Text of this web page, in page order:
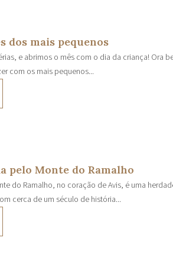
dos mais pequenos
e abrimos o mês com o dia da criança! Ora
com os mais pequenos...
pelo Monte do Ramalho
do Ramalho, no coração de Avis, é uma
cerca de um século de história...